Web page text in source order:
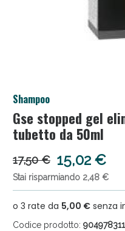
Shampoo
Gse stopped gel
tubetto da 50ml
17,50 € 15,02 €
Stai risparmiando 2,48 €
Codice prodotto: 904978311
Anticellulite e